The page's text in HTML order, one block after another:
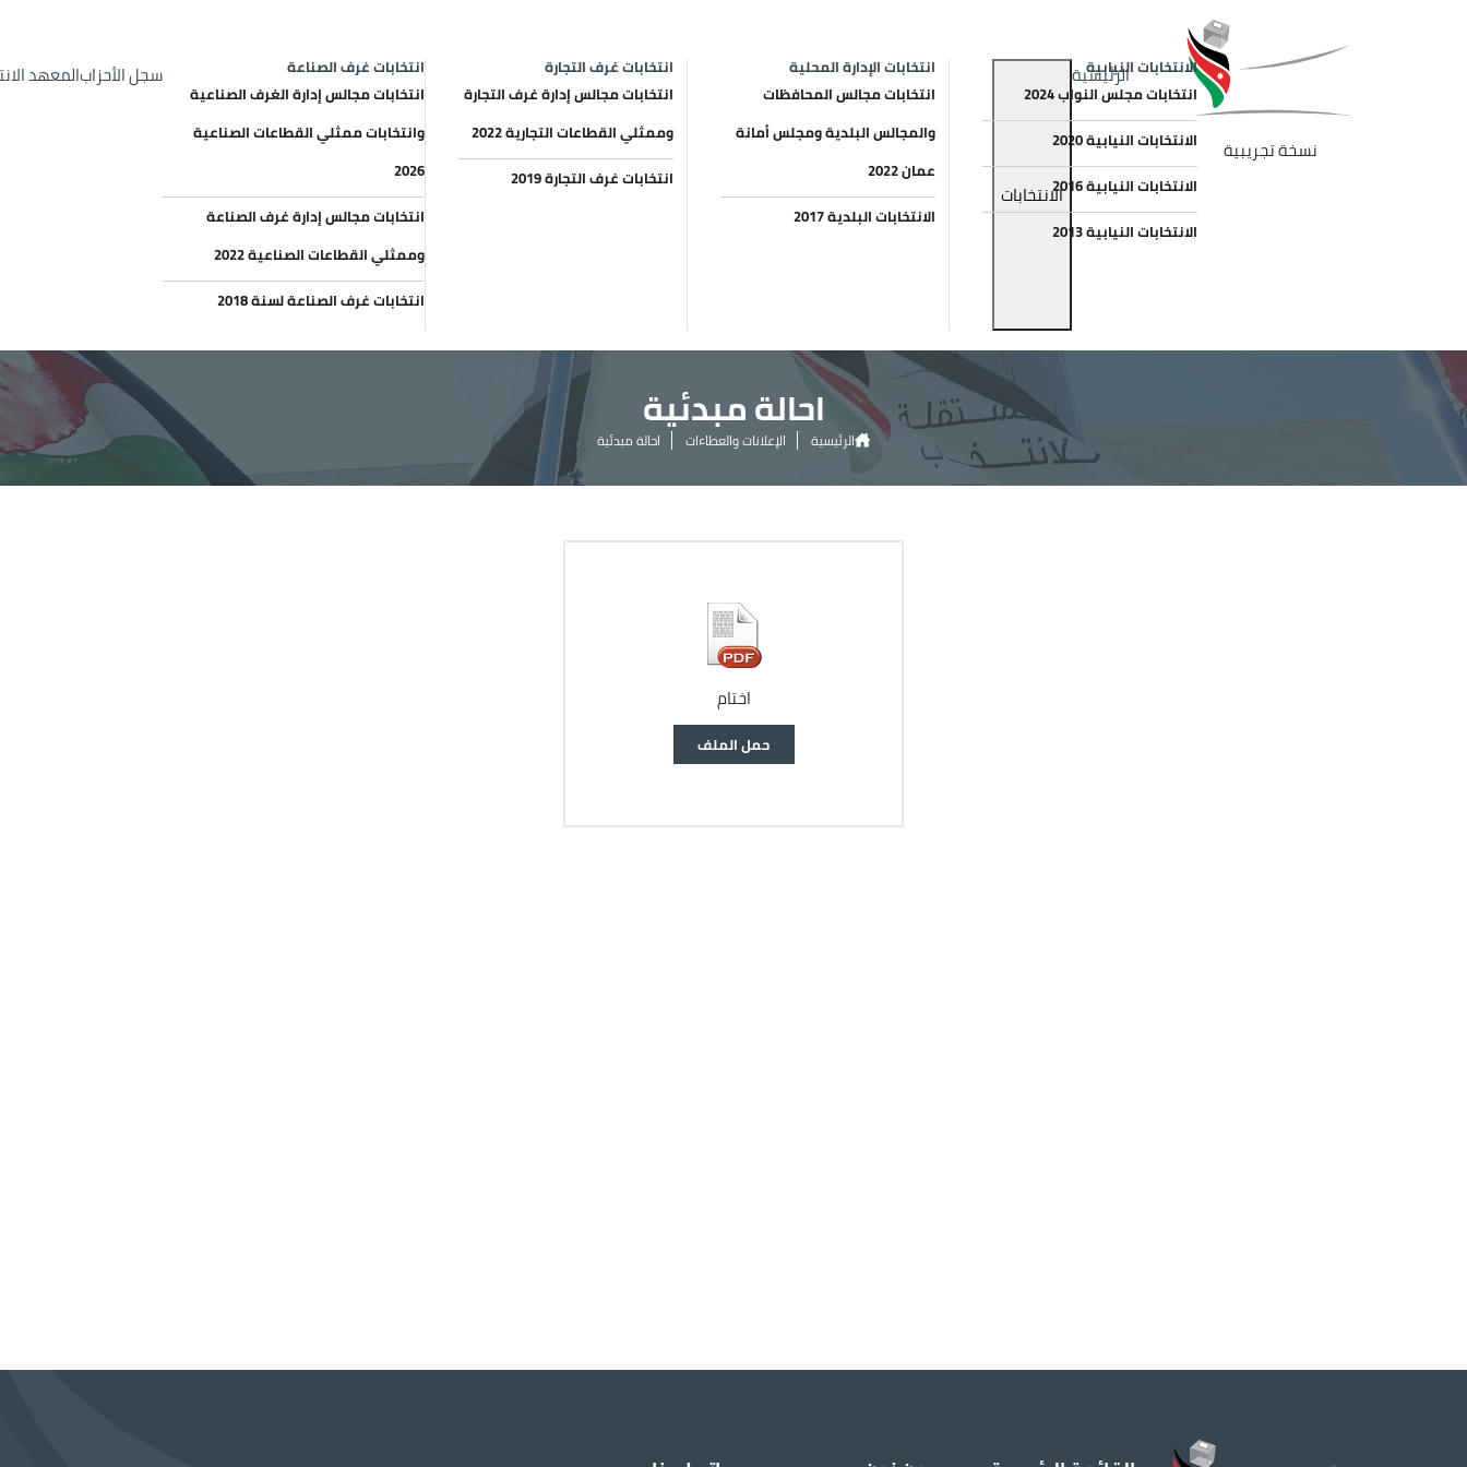
نسخة تجريبية
Main navigation
الرئيسية
الانتخابات
الانتخابات النيابية
انتخابات مجلس النواب 2024
الانتخابات النيابية 2020
الانتخابات النيابية 2016
الانتخابات النيابية 2013
انتخابات الإدارة المحلية
انتخابات مجالس المحافظات
والمجالس البلدية ومجلس أمانة
عمان 2022
الانتخابات البلدية 2017
انتخابات غرف التجارة
انتخابات مجالس إدارة غرف التجارة
وممثلي القطاعات التجارية 2022
انتخابات غرف التجارة 2019
انتخابات غرف الصناعة
انتخابات مجالس إدارة الغرف الصناعية
وانتخابات ممثلي القطاعات الصناعية
2026
انتخابات مجالس إدارة غرف الصناعة
وممثلي القطاعات الصناعية 2022
انتخابات غرف الصناعة لسنة 2018
سجل الأحزابالمعهد
احالة مبدئية
الرئيسية الإعلانات والعطاءات احالة مبدئية
اختام
وثيقة
حمل الملف